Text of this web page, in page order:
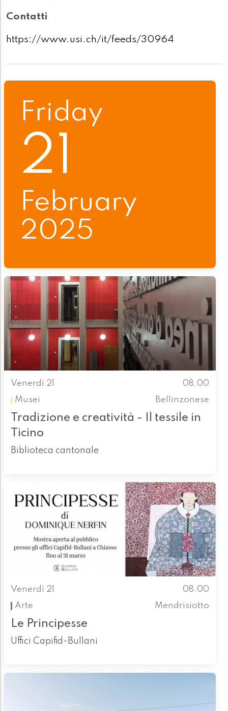
Contatti
https://www.usi.ch/it/feeds/30964
Friday
21
February
2025
Venerdì 21
08.00
Musei
Bellinzonese
Tradizione e creatività - Il tessile in
Ticino
Biblioteca cantonale
Venerdì 21
08.00
Arte
Mendrisiotto
Le Principesse
Uffici Capifid-Bullani